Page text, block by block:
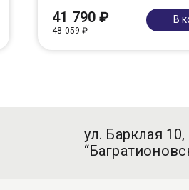
41 790 ₽
48 059 ₽
В
ул. Барклая